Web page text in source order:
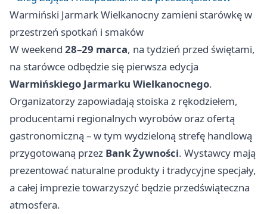
Warmiński Jarmark Wielkanocny zamieni starówkę w
przestrzeń spotkań i smaków
W weekend 28–29 marca, na tydzień przed świętami,
na starówce odbędzie się pierwsza edycja
Warmińskiego Jarmarku Wielkanocnego.
Organizatorzy zapowiadają stoiska z rękodziełem,
producentami regionalnych wyrobów oraz ofertą
gastronomiczną – w tym wydzieloną strefę handlową
przygotowaną przez Bank Żywności. Wystawcy mają
prezentować naturalne produkty i tradycyjne specjały,
a całej imprezie towarzyszyć będzie przedświąteczna
atmosfera.